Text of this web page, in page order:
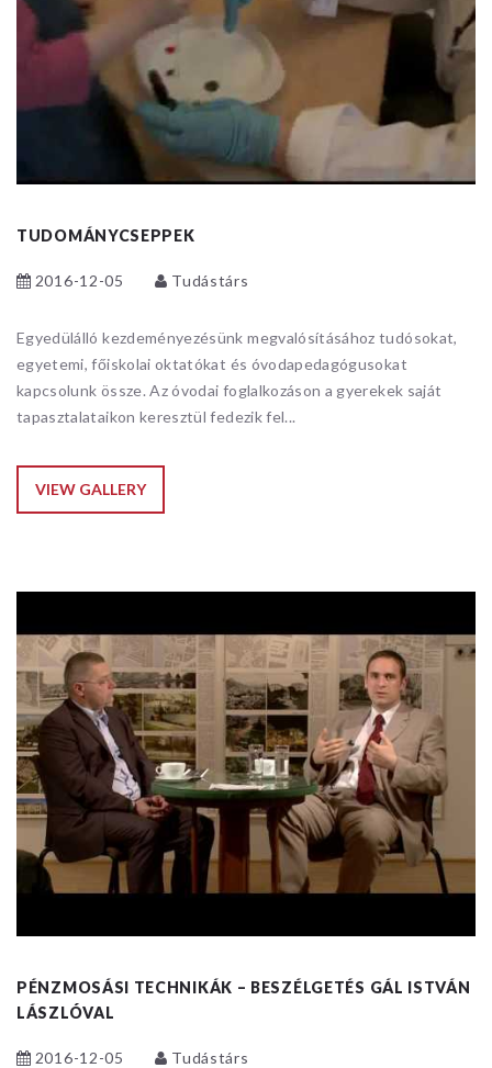
TUDOMÁNYCSEPPEK
2016-12-05 Tudástárs
Egyedülálló kezdeményezésünk megvalósításához tudósokat,
egyetemi, főiskolai oktatókat és óvodapedagógusokat
kapcsolunk össze. Az óvodai foglalkozáson a gyerekek saját
tapasztalataikon keresztül fedezik fel...
VIEW GALLERY
PÉNZMOSÁSI TECHNIKÁK – BESZÉLGETÉS GÁL ISTVÁN
LÁSZLÓVAL
2016-12-05 Tudástárs